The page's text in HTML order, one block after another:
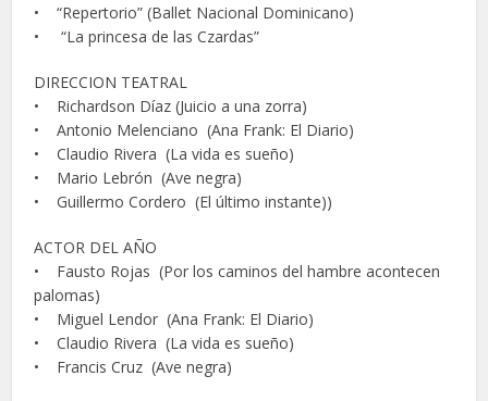
• “Repertorio” (Ballet Nacional Dominicano)
• “La princesa de las Czardas”
DIRECCION TEATRAL
• Richardson Díaz (Juicio a una zorra)
• Antonio Melenciano (Ana Frank: El Diario)
• Claudio Rivera (La vida es sueño)
• Mario Lebrón (Ave negra)
• Guillermo Cordero (El último instante))
ACTOR DEL AÑO
• Fausto Rojas (Por los caminos del hambre acontecen
palomas)
• Miguel Lendor (Ana Frank: El Diario)
• Claudio Rivera (La vida es sueño)
• Francis Cruz (Ave negra)